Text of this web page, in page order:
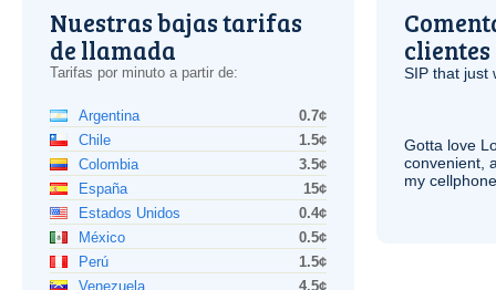
Nuestras bajas tarifas
de llamada
Tarifas por minuto a partir de:
Argentina
0.7¢
Chile
1.5¢
Colombia
3.5¢
España
15¢
Estados Unidos
0.4¢
México
0.5¢
Perú
1.5¢
Venezuela
4.5¢
clientes
SIP that just
Gotta love
convenient,
my